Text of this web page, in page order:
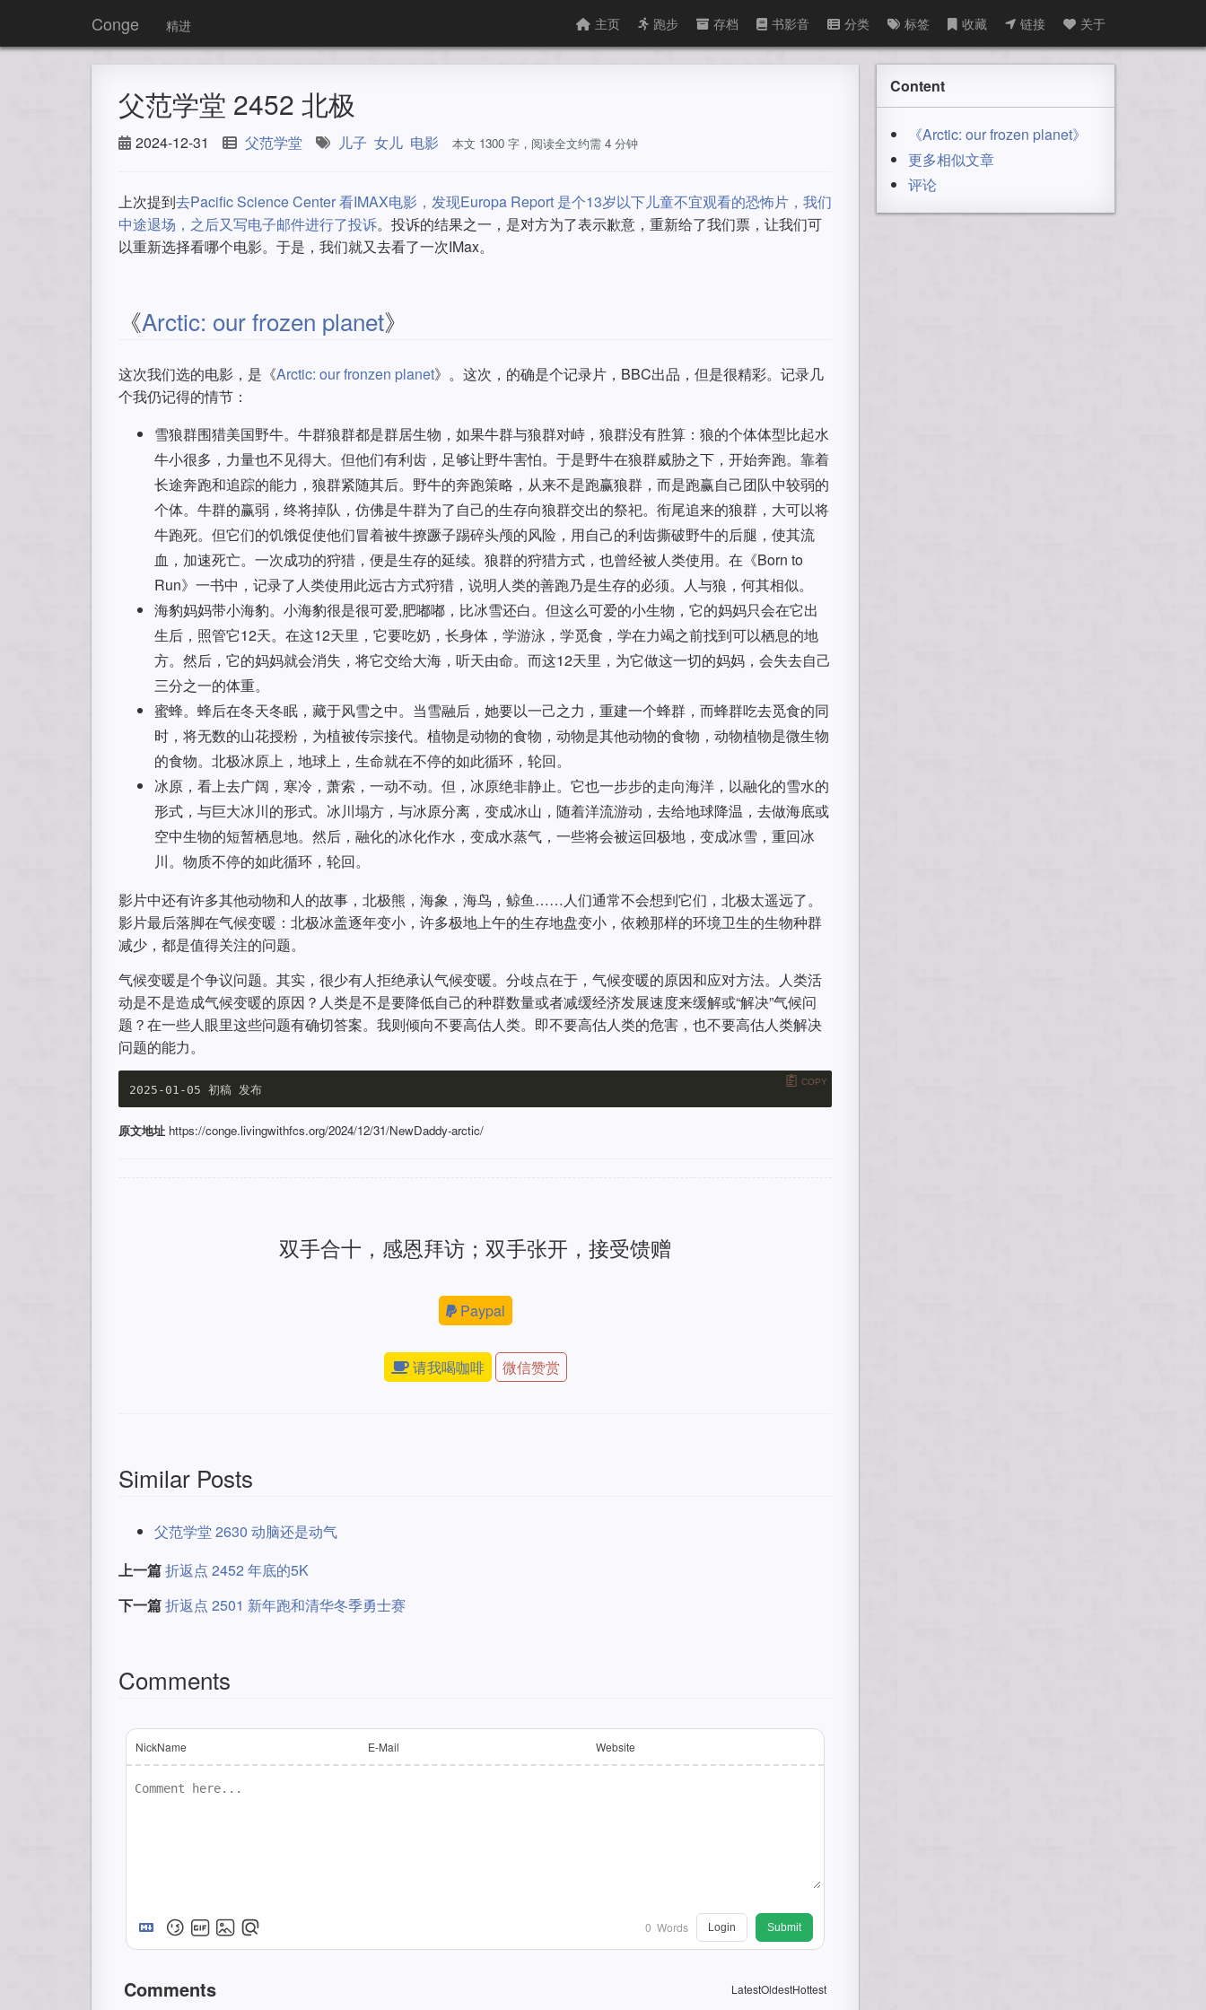
Conge 精进 主页 跑步 存档 书影音 分类 标签 收藏 链接 关于
父范学堂 2452 北极
2024-12-31 父范学堂 儿子 女儿 电影 本文 1300 字，阅读全文约需 4 分钟
上次提到去Pacific Science Center 看IMAX电影，发现Europa Report 是个13岁以下儿童不宜观看的恐怖片，我们
中途退场，之后又写电子邮件进行了投诉。投诉的结果之一，是对方为了表示歉意，重新给了我们票，让我们可
以重新选择看哪个电影。于是，我们就又去看了一次IMax。
《Arctic: our frozen planet》
这次我们选的电影，是《Arctic: our fronzen planet》。这次，的确是个记录片，BBC出品，但是很精彩。记录几
个我仍记得的情节：
雪狼群围猎美国野牛。牛群狼群都是群居生物，如果牛群与狼群对峙，狼群没有胜算：狼的个体体型比起水
牛小很多，力量也不见得大。但他们有利齿，足够让野牛害怕。于是野牛在狼群威胁之下，开始奔跑。靠着
长途奔跑和追踪的能力，狼群紧随其后。野牛的奔跑策略，从来不是跑赢狼群，而是跑赢自己团队中较弱的
个体。牛群的赢弱，终将掉队，仿佛是牛群为了自己的生存向狼群交出的祭祀。衔尾追来的狼群，大可以将
牛跑死。但它们的饥饿促使他们冒着被牛撩蹶子踢碎头颅的风险，用自己的利齿撕破野牛的后腿，使其流
血，加速死亡。一次成功的狩猎，便是生存的延续。狼群的狩猎方式，也曾经被人类使用。在《Born to
Run》一书中，记录了人类使用此远古方式狩猎，说明人类的善跑乃是生存的必须。人与狼，何其相似。
海豹妈妈带小海豹。小海豹很是很可爱,肥嘟嘟，比冰雪还白。但这么可爱的小生物，它的妈妈只会在它出
生后，照管它12天。在这12天里，它要吃奶，长身体，学游泳，学觅食，学在力竭之前找到可以栖息的地
方。然后，它的妈妈就会消失，将它交给大海，听天由命。而这12天里，为它做这一切的妈妈，会失去自己
三分之一的体重。
蜜蜂。蜂后在冬天冬眠，藏于风雪之中。当雪融后，她要以一己之力，重建一个蜂群，而蜂群吃去觅食的同
时，将无数的山花授粉，为植被传宗接代。植物是动物的食物，动物是其他动物的食物，动物植物是微生物
的食物。北极冰原上，地球上，生命就在不停的如此循环，轮回。
冰原，看上去广阔，寒冷，萧索，一动不动。但，冰原绝非静止。它也一步步的走向海洋，以融化的雪水的
形式，与巨大冰川的形式。冰川塌方，与冰原分离，变成冰山，随着洋流游动，去给地球降温，去做海底或
空中生物的短暂栖息地。然后，融化的冰化作水，变成水蒸气，一些将会被运回极地，变成冰雪，重回冰
川。物质不停的如此循环，轮回。
影片中还有许多其他动物和人的故事，北极熊，海象，海鸟，鲸鱼……人们通常不会想到它们，北极太遥远了。
影片最后落脚在气候变暖：北极冰盖逐年变小，许多极地上午的生存地盘变小，依赖那样的环境卫生的生物种群
减少，都是值得关注的问题。
气候变暖是个争议问题。其实，很少有人拒绝承认气候变暖。分歧点在于，气候变暖的原因和应对方法。人类活
动是不是造成气候变暖的原因？人类是不是要降低自己的种群数量或者减缓经济发展速度来缓解或“解决”气候问
题？在一些人眼里这些问题有确切答案。我则倾向不要高估人类。即不要高估人类的危害，也不要高估人类解决
问题的能力。
COPY
原文地址 https://conge.livingwithfcs.org/2024/12/31/NewDaddy-arctic/
双手合十，感恩拜访；双手张开，接受馈赠
Paypal
请我喝咖啡 微信赞赏
Similar Posts
父范学堂 2630 动脑还是动气
上一篇折返点 2452 年底的5K
下一篇折返点 2501 新年跑和清华冬季勇士赛
Comments
NickName E-Mail Website
0 Words Login Submit
Comments LatestOldestHottest
Content
《Arctic: our frozen planet》
更多相似文章
评论